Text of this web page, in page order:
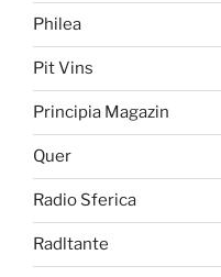
Philea
Pit Vins
Principia Magazin
Quer
Radio Sferica
Radltante